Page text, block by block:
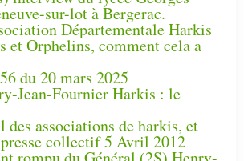
sur-lot à Bergerac.
Départementale Harkis
et Orphelins, comment cela a
du 20 mars 2025
Jean-Fournier Harkis : le
des associations de harkis, et
collectif 5 Avril 2012